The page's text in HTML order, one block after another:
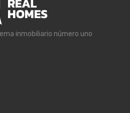
inmobiliario número uno